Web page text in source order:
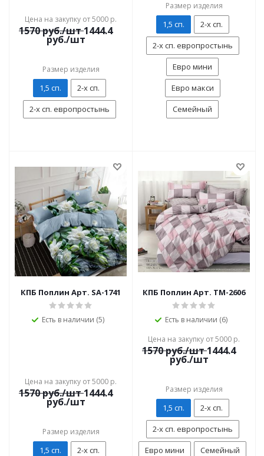
Цена на закупку от 5000 р.
1570руб./шт 1444.4
руб./шт
Размер изделия
1,5 сп.
2-х сп.
2-х сп. европростынь
Размер изделия
1,5 сп.
2-х сп.
2-х сп. европростынь
Евро мини
Евро макси
Семейный
КПБ Поплин Арт. SA-1741
Есть в наличии (5)
Цена на закупку от 5000 р.
1570руб./шт 1444.4
руб./шт
Размер изделия
1,5 сп. 2-х сп.
КПБ Поплин Арт. TM-2606
Есть в наличии (6)
Цена на закупку от 5000 р.
1570руб./шт 1444.4
руб./шт
Размер изделия
1,5 сп.
2-х сп.
2-х сп. европростынь
Евро мини
Семейный